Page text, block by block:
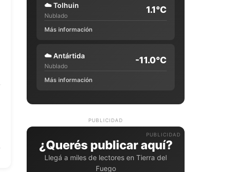
☁️Tolhuin
Nublado
1.1°C
Más información
☁️Antártida
Nublado
-11.0°C
Más información
PUBLICIDAD
¿Querés publicar aquí?
Llegá a miles de lectores en Tierra del
Fuego